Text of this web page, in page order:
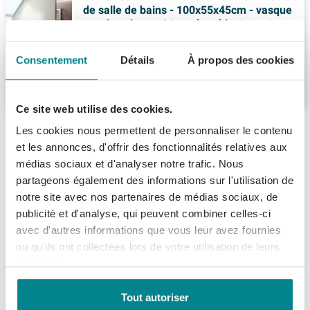
Consentement Détails À propos des cookies
Ce site web utilise des cookies.
Les cookies nous permettent de personnaliser le contenu
et les annonces, d'offrir des fonctionnalités relatives aux
médias sociaux et d'analyser notre trafic. Nous
partageons également des informations sur l'utilisation de
notre site avec nos partenaires de médias sociaux, de
publicité et d'analyse, qui peuvent combiner celles-ci
avec d'autres informations que vous leur avez fournies
ou qu'ils ont collectées lors de votre utilisation de leurs
Tout autoriser
de salle de bains - 100x55x45cm - vasque
en céramique - 1 trou de robinet - mat
greige (gris)
Livraison:1 - 2 semaines
845,99
Description
Les lignes épurées de la série LUSH
embellissent magnifiquement votre salle de
bain, ajoutant cette touche supplémentaire
que vous recherchez!
L'ensemble de meubles LUSH est proposé dans 4 belles
Spécifications
Numéro d'article
SW409616
Marque
Mondiaz
Série
Données techniques
Fiches techniques
Information technique du produit
À propos de Mondiaz
Informations de commande et de livraison